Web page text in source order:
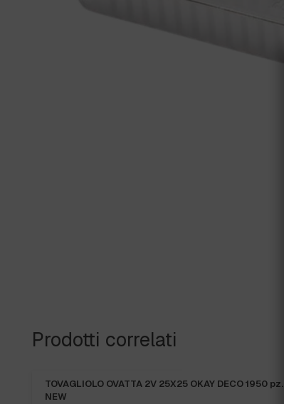
Prodotti correlati
TOVAGLIOLO OVATTA 2V 25X25 OKAY DECO 1950 pz.
NEW